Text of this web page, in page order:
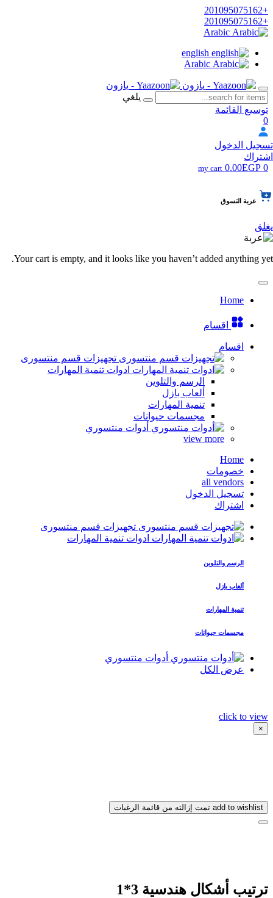
+201095075162
+201095075162
english
Arabic
يلغي
توسيع القائمة
0
تسجيل الدخول
اشتراك
0
my cart 0.00EGP
عربة التسوق
يغلق
Your cart is empty, and it looks like you haven’t added anything yet.
Home
اقسام
اقسام
تجهيزات قسم منتسورى
ادوات تنمية المهارات
الرسم والتلوين
ألعاب بازل
تنمية المهارات
مجسمات حيوانات
أدوات منتسوري
view more
Home
خصومات
all vendors
تسجيل الدخول
اشتراك
تجهيزات قسم منتسورى
ادوات تنمية المهارات
الرسم والتلوين
ألعاب بازل
تنمية المهارات
مجسمات حيوانات
أدوات منتسوري
عرض الكل
click to view
×
add to wishlist تمت إزالته من قائمة الرغبات
ترتيب أشكال هندسية 3*1